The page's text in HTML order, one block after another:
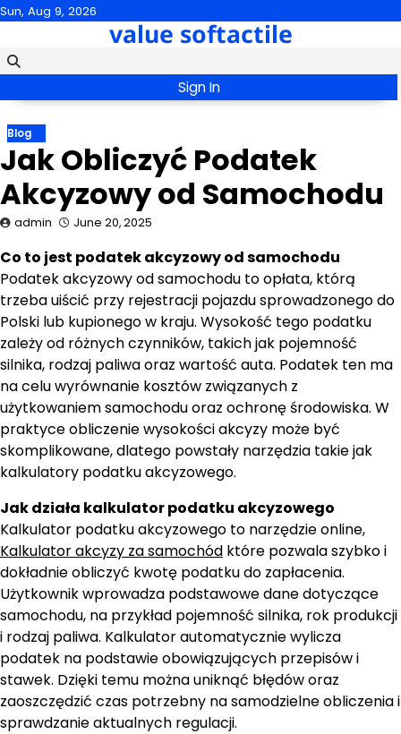
Skip
content
Sun, Aug 9, 2026
value softactile
Sign In
Blog
Jak Obliczyć Podatek
Akcyzowy od Samochodu
admin June 20, 2025
Co to jest podatek akcyzowy od samochodu
Podatek akcyzowy od samochodu to opłata, którą
trzeba uiścić przy rejestracji pojazdu sprowadzonego do
Polski lub kupionego w kraju. Wysokość tego podatku
zależy od różnych czynników, takich jak pojemność
silnika, rodzaj paliwa oraz wartość auta. Podatek ten ma
na celu wyrównanie kosztów związanych z
użytkowaniem samochodu oraz ochronę środowiska. W
praktyce obliczenie wysokości akcyzy może być
skomplikowane, dlatego powstały narzędzia takie jak
kalkulatory podatku akcyzowego.
Jak działa kalkulator podatku akcyzowego
Kalkulator podatku akcyzowego to narzędzie online,
Kalkulator akcyzy za samochód które pozwala szybko i
dokładnie obliczyć kwotę podatku do zapłacenia.
Użytkownik wprowadza podstawowe dane dotyczące
samochodu, na przykład pojemność silnika, rok produkcji
i rodzaj paliwa. Kalkulator automatycznie wylicza
podatek na podstawie obowiązujących przepisów i
stawek. Dzięki temu można uniknąć błędów oraz
zaoszczędzić czas potrzebny na samodzielne obliczenia i
sprawdzanie aktualnych regulacji.